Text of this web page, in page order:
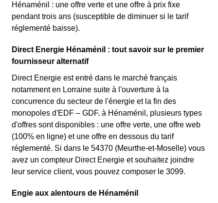
Hénaménil : une offre verte et une offre à prix fixe
pendant trois ans (susceptible de diminuer si le tarif
réglementé baisse).
Direct Energie Hénaménil : tout savoir sur le premier
fournisseur alternatif
Direct Energie est entré dans le marché français
notamment en Lorraine suite à l'ouverture à la
concurrence du secteur de l'énergie et la fin des
monopoles d'EDF – GDF. à Hénaménil, plusieurs types
d'offres sont disponibles : une offre verte, une offre web
(100% en ligne) et une offre en dessous du tarif
réglementé. Si dans le 54370 (Meurthe-et-Moselle) vous
avez un compteur Direct Energie et souhaitez joindre
leur service client, vous pouvez composer le 3099.
Engie aux alentours de Hénaménil